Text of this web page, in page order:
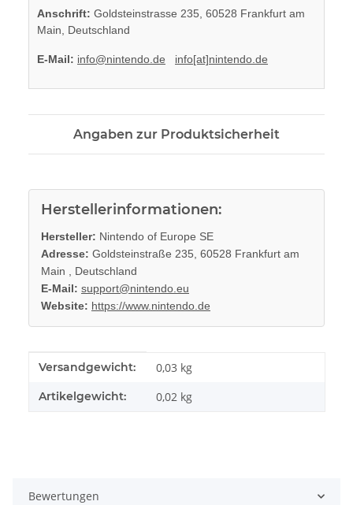
Anschrift: Goldsteinstrasse 235, 60528 Frankfurt am
Main, Deutschland
E-Mail: info@nintendo.de info[at]nintendo.de
Angaben zur Produktsicherheit
Herstellerinformationen:
Hersteller: Nintendo of Europe SE
Adresse: Goldsteinstraße 235, 60528 Frankfurt am
Main , Deutschland
E-Mail: support@nintendo.eu
Website: https://www.nintendo.de
Produkteigenschaft
Wert
Versandgewicht: 0,03 kg
Artikelgewicht: 0,02 kg
Bewertungen